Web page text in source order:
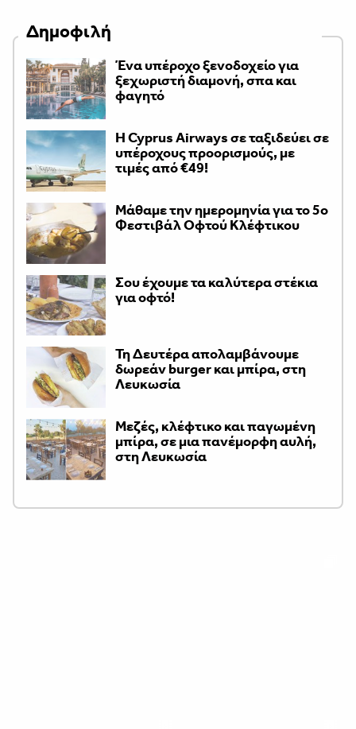
Δημοφιλή
Ένα υπέροχο ξενοδοχείο για
ξεχωριστή διαμονή, σπα και
φαγητό
H Cyprus Airways σε ταξιδεύει σε
υπέροχους προορισμούς, με
τιμές από €49!
Μάθαμε την ημερομηνία για το 5ο
Φεστιβάλ Οφτού Κλέφτικου
Σου έχουμε τα καλύτερα στέκια
για οφτό!
Τη Δευτέρα απολαμβάνουμε
δωρεάν burger και μπίρα, στη
Λευκωσία
Μεζές, κλέφτικο και παγωμένη
μπίρα, σε μια πανέμορφη αυλή,
στη Λευκωσία